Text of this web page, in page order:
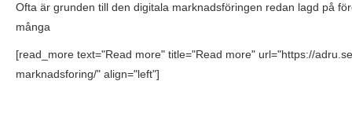
Ofta är grunden till den digitala marknadsföringen redan lagd på
många
[read_more text="Read more" title="Read more" url="https://
marknadsforing/" align="left"]